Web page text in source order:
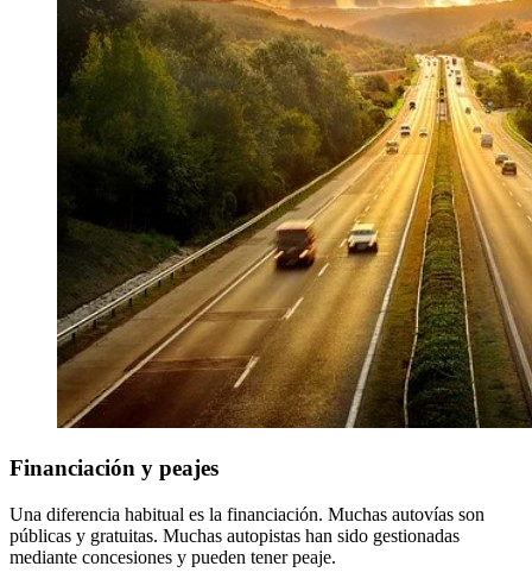
Financiación y peajes
Una diferencia habitual es la financiación. Muchas autovías son
públicas y gratuitas. Muchas autopistas han sido gestionadas
mediante concesiones y pueden tener peaje.